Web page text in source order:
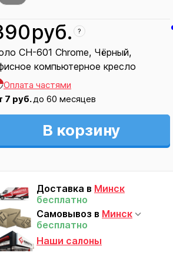
руб. ?
CH-601 Chrome Чёрный
компьютерное кресло
Оплата частями
7 руб.до 60 месяцев
В корзину
Доставка в Минск
бесплатно
Самовывоз в Минск
бесплатно
Наши салоны